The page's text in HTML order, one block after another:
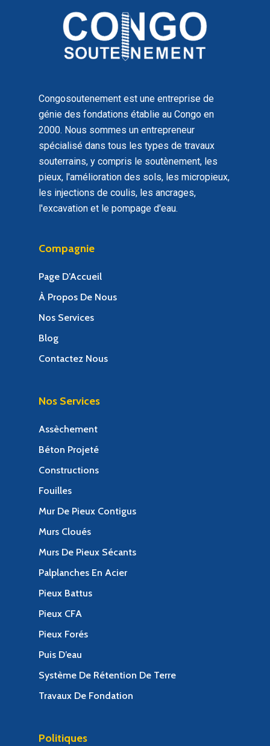
Congosoutenement est une entreprise de
génie des fondations établie au Congo en
2000. Nous sommes un entrepreneur
spécialisé dans tous les types de travaux
souterrains, y compris le soutènement, les
pieux, l'amélioration des sols, les micropieux,
les injections de coulis, les ancrages,
l'excavation et le pompage d'eau.
Compagnie
Page D’Accueil
À Propos De Nous
Nos Services
Blog
Contactez Nous
Nos Services
Assèchement
Béton Projeté
Constructions
Fouilles
Mur De Pieux Contigus
Murs Cloués
Murs De Pieux Sécants
Palplanches En Acier
Pieux Battus
Pieux CFA
Pieux Forés
Puis D’eau
Système De Rétention De Terre
Travaux De Fondation
Politiques